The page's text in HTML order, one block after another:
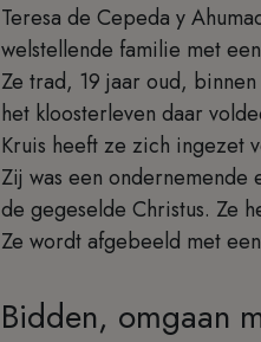
Teresa de Cepeda y
welstellende familie met
Ze trad, 19 jaar oud,
het kloosterleven daar
Kruis heeft ze zich ingezet
Zij was een ondernemende
de gegeselde Christus. Ze
Ze wordt afgebeeld met
Bidden, omgaan